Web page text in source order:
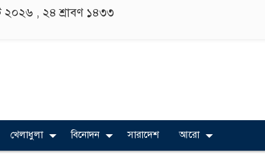
২০২৬ , ২৪ শ্রাবণ ১৪৩৩
খেলাধুলা বিনোদন সারাদেশ আরো